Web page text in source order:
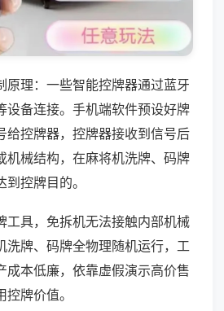
原理：一些智能控牌器通过蓝牙
设备连接。手机端软件预设好牌
给控牌器，控牌器接收到信号后
机械结构，在麻将机洗牌、码牌
控牌目的。
工具，免拆机无法接触内部机械
洗牌、码牌全物理随机运行，工
成本低廉，依靠虚假演示高价售
牌价值。